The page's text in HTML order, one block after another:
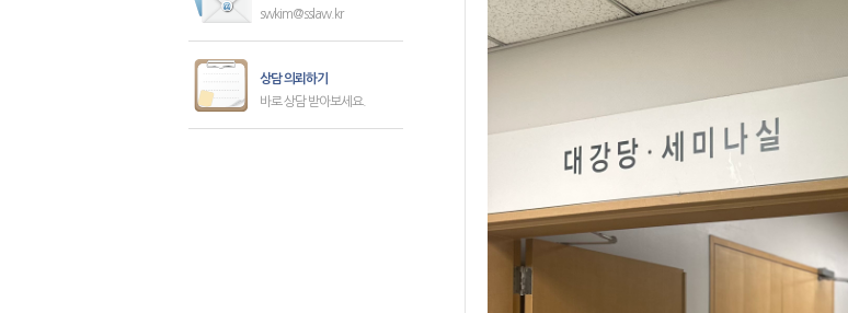
swkim@sslaw.kr
상담 의뢰하기
바로 상담 받아보세요.